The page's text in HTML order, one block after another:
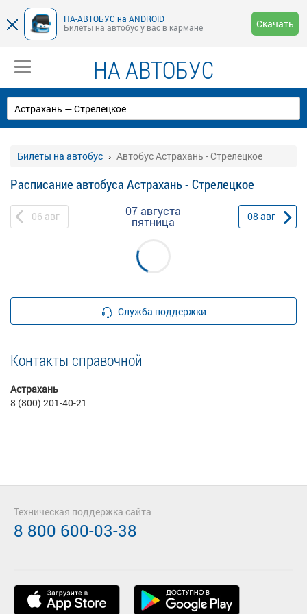
НА-АВТОБУС на ANDROID
Билеты на автобус у вас в кармане
Скачать
НА АВТОБУС
Билеты на автобус Автобус Астрахань - Стрелецкое
Расписание автобуса Астрахань - Стрелецкое
06 авг 07 августа
пятница 08 авг
Служба поддержки
Контакты справочной
Астрахань
8 (800) 201-40-21
Техническая поддержка сайта
8 800 600-03-38